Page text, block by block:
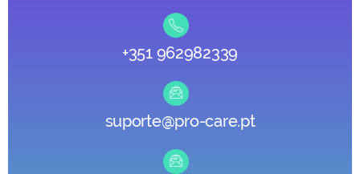
+351 962982339
suporte@pro-care.pt